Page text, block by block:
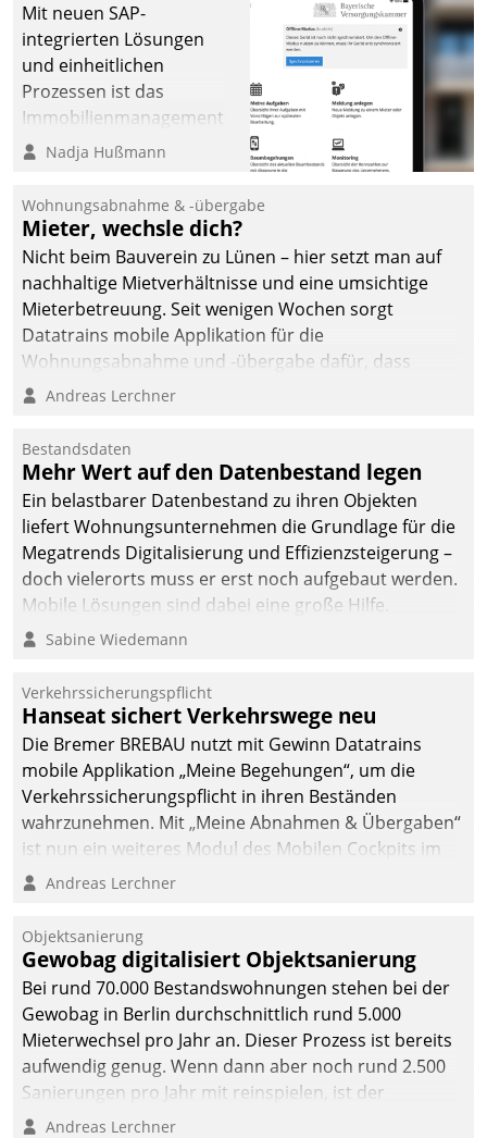
Mit neuen SAP-
integrierten Lösungen
und einheitlichen
Prozessen ist das
Immobilienmanagement
der Bayerischen
Ressort Kapitalanlage für
künftige Aufgaben und
Herausforderungen
gerüstet.
Nadja Hußmann
Wohnungsabnahme & -übergabe
Mieter, wechsle dich?
Nicht beim Bauverein zu Lünen – hier setzt man auf
nachhaltige Mietverhältnisse und eine umsichtige
Mieterbetreuung. Seit wenigen Wochen sorgt
Datatrains mobile Applikation für die
Wohnungsabnahme und -übergabe dafür, dass
Mieter wohlgeordnet kommen und, so es sein muss,
Andreas Lerchner
Bestandsdaten
Mehr Wert auf den Datenbestand legen
Ein belastbarer Datenbestand zu ihren Objekten
liefert Wohnungsunternehmen die Grundlage für die
Megatrends Digitalisierung und Effizienzsteigerung –
doch vielerorts muss er erst noch aufgebaut werden.
Mobile Lösungen sind dabei eine große Hilfe.
Sabine Wiedemann
Verkehrssicherungspflicht
Hanseat sichert Verkehrswege neu
Die Bremer BREBAU nutzt mit Gewinn Datatrains
mobile Applikation „Meine Begehungen“, um die
Verkehrssicherungspflicht in ihren Beständen
wahrzunehmen. Mit „Meine Abnahmen & Übergaben“
ist nun ein weiteres Modul des Mobilen Cockpits im
Einsatz.
Andreas Lerchner
Objektsanierung
Gewobag digitalisiert Objektsanierung
Bei rund 70.000 Bestandswohnungen stehen bei der
Gewobag in Berlin durchschnittlich rund 5.000
Mieterwechsel pro Jahr an. Dieser Prozess ist bereits
aufwendig genug. Wenn dann aber noch rund 2.500
Sanierungen pro Jahr mit reinspielen, ist der
Betreuungs- und Organisationsaufwand immens. Im
Andreas Lerchner